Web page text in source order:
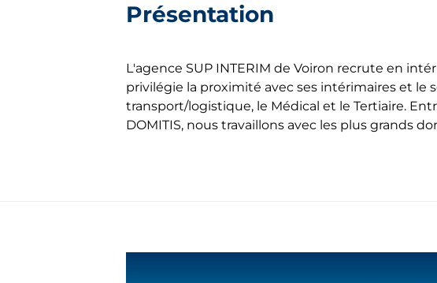
Présentation
L'agence SUP INTERIM de Voiron recrute en
privilégie la proximité avec ses intérimaires et le
transport/logistique, le Médical et le Tertiaire.
DOMITIS, nous travaillons avec les plus grands